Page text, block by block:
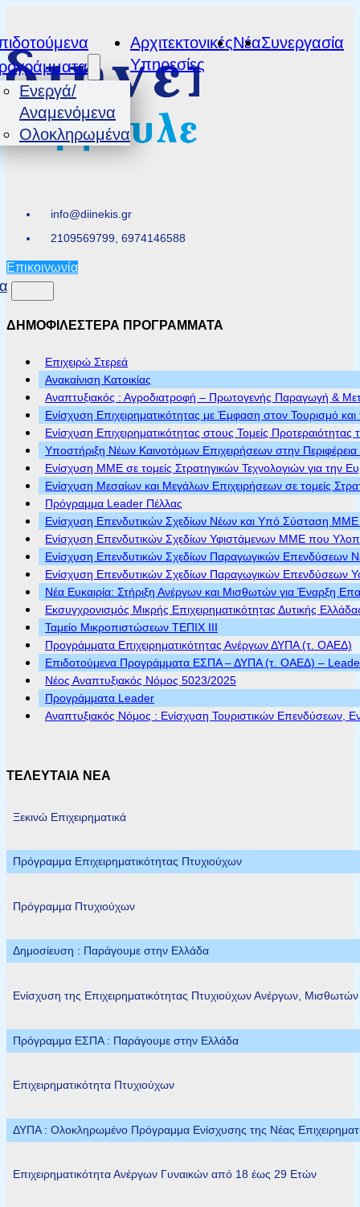
info@diinekis.gr
2109569799, 6974146588
Επικοινωνία
Ενεργά/
Αναμενόμενα
Ολοκληρωμένα
Αρχιτεκτονικές
Υπηρεσίες
ΝέαΣυνεργασία
ΔΗΜΟΦΙΛΕΣΤΕΡΑ ΠΡΟΓΡΑΜΜΑΤΑ
Επιχειρώ Στερεά
Ανακαίνιση Κατοικίας
Αναπτυξιακός : Αγροδιατροφή – Πρωτογενής Παραγωγή &
Ενίσχυση Επιχειρηματικότητας με Έμφαση στον Τουρισμό
Ενίσχυση Επιχειρηματικότητας στους Τομείς Προτεραιότητας
Υποστήριξη Νέων Καινοτόμων Επιχειρήσεων στην
Ενίσχυση ΜΜΕ σε τομείς Στρατηγικών Τεχνολογιών για την
Ενίσχυση Μεσαίων και Μεγάλων Επιχειρήσεων σε τομείς
Πρόγραμμα Leader Πέλλας
Ενίσχυση Επενδυτικών Σχεδίων Νέων και Υπό Σύσταση ΜΜΕ
Ενίσχυση Επενδυτικών Σχεδίων Υφιστάμενων ΜΜΕ που
Ενίσχυση Επενδυτικών Σχεδίων Παραγωγικών Επενδύσεων
Ενίσχυση Επενδυτικών Σχεδίων Παραγωγικών Επενδύσεων
Νέα Ευκαιρία: Στήριξη Ανέργων και Μισθωτών για Έναρξη
Εκσυγχρονισμός Μικρής Επιχειρηματικότητας Δυτικής
Ταμείο Μικροπιστώσεων ΤΕΠΙΧ ΙΙΙ
Προγράμματα Επιχειρηματικότητας Ανέργων ΔΥΠΑ (τ. ΟΑΕΔ)
Επιδοτούμενα Προγράμματα ΕΣΠΑ – ΔΥΠΑ (τ. ΟΑΕΔ) – Leader
Νέος Αναπτυξιακός Νόμος 5023/2025
Προγράμματα Leader
Αναπτυξιακός Νόμος : Ενίσχυση Τουριστικών Επενδύσεων,
ΤΕΛΕΥΤΑΙΑ ΝΕΑ
Ξεκινώ Επιχειρηματικά
Πρόγραμμα Επιχειρηματικότητας Πτυχιούχων
Πρόγραμμα Πτυχιούχων
Δημοσίευση : Παράγουμε στην Ελλάδα
Ενίσχυση της Επιχειρηματικότητας Πτυχιούχων Ανέργων,
Πρόγραμμα ΕΣΠΑ : Παράγουμε στην Ελλάδα
Επιχειρηματικότητα Πτυχιούχων
ΔΥΠΑ : Ολοκληρωμένο Πρόγραμμα Ενίσχυσης της Νέας
Επιχειρηματικότητα Ανέργων Γυναικών από 18 έως 29 Ετών